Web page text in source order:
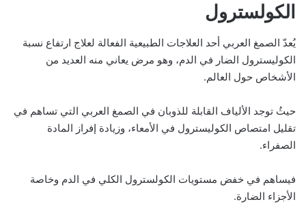
الكولسترول
يُعدّ الصمغ العربي أحد العلاجات الطبيعية الفعالة لعلاج ارتفاع نسبة
الكوليسترول الضار في الدم، وهو مرض يعاني منه العديد من
الأشخاص حول العالم.
حيثُ توجد الألياف القابلة للذوبان في الصمغ العربي التي تساهم في
تقليل امتصاص الكوليسترول في الأمعاء، وزيادة إفراز المادة
الصفراء.
فيساهم في خفض مستويات الكولسترول الكلي في الدم وخاصة
الأجزاء الضارة.